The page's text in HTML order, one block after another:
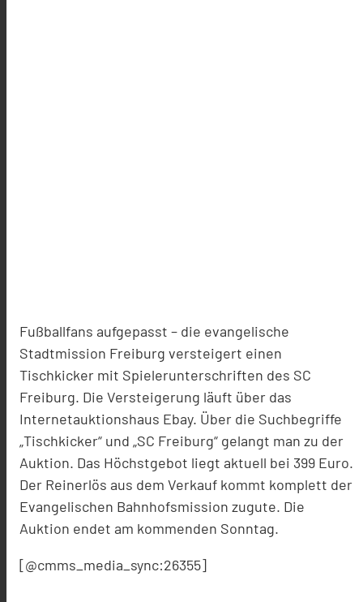
Fußballfans aufgepasst – die evangelische
Stadtmission Freiburg versteigert einen
Tischkicker mit Spielerunterschriften des SC
Freiburg. Die Versteigerung läuft über das
Internetauktionshaus Ebay. Über die Suchbegriffe
„Tischkicker“ und „SC Freiburg“ gelangt man zu der
Auktion. Das Höchstgebot liegt aktuell bei 399 Euro.
Der Reinerlös aus dem Verkauf kommt komplett der
Evangelischen Bahnhofsmission zugute. Die
Auktion endet am kommenden Sonntag.
[@cmms_media_sync:26355]